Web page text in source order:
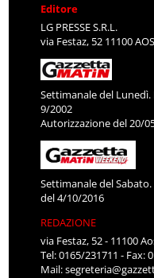
Editore
LG PRESSE S.R.L.
via Festaz, 52 11100
Settimanale del
9/2002
Autorizzazione del 20/
Settimanale del
del 4/10/2016
REDAZIONE
via Festaz, 52 - 11100
Tel: 0165/231711 - Fax:
Mail: